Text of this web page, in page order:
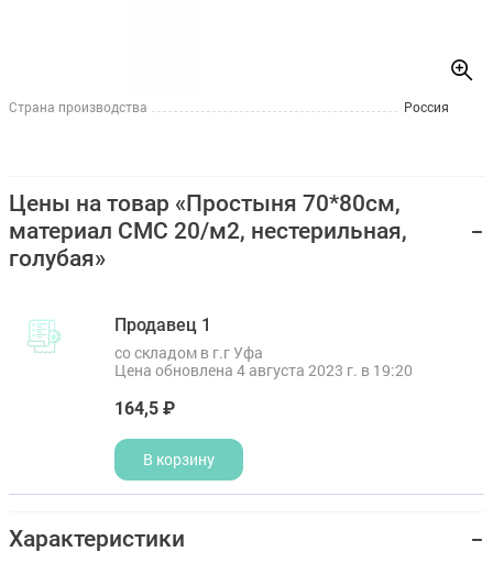
Страна производства Россия
Цены на товар «Простыня 70*80см,
материал СМС 20/м2, нестерильная,
голубая»
Продавец 1
со складом в г.г Уфа
Цена обновлена 4 августа 2023 г. в 19:20
164,5 ₽
В корзину
Характеристики